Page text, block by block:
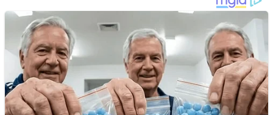
Chardonnay
Împrumut si investitii